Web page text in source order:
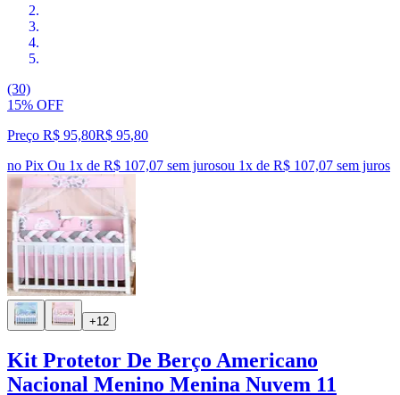
(30)
15% OFF
Preço R$ 95,80R$ 95,80
no Pix Ou 1x de R$ 107,07 sem jurosou 1x de R$ 107,07 sem juros
+12
Kit Protetor De Berço Americano
Nacional Menino Menina Nuvem 11